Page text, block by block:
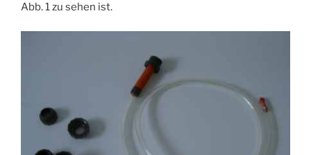
Abb. 1 zu sehen ist.